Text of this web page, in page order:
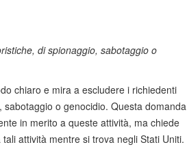
di spionaggio, sabotaggio o
chiaro e mira a escludere i richiedenti
o genocidio. Questa domanda
in merito a queste attività, ma chiede
attività mentre si trova negli Stati Uniti.